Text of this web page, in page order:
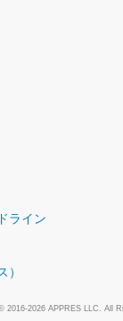
ライン
）
2016-2026 APPRES LLC. All